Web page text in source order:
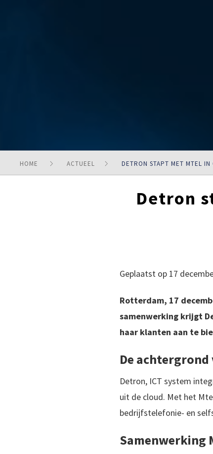
HOME ACTUEEL DETRON STAPT MET MTEL
Detron
Geplaatst op 17
Rotterdam, 17
samenwerking krijgt
haar klanten aan te
De achtergrond
Detron, ICT system
uit de cloud. Met het
bedrijfstelefonie- en
Samenwerking